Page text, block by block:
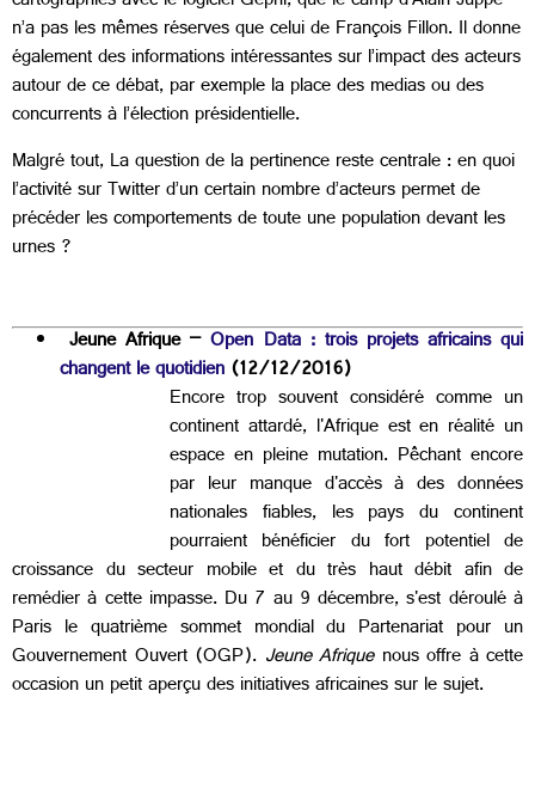
n’a pas les mêmes réserves que celui de François Fillon. Il donne
également des informations intéressantes sur l’impact des acteurs
autour de ce débat, par exemple la place des medias ou des
concurrents à l’élection présidentielle.
Malgré tout, La question de la pertinence reste centrale : en quoi
l’activité sur Twitter d’un certain nombre d’acteurs permet de
précéder les comportements de toute une population devant les
urnes ?
Jeune Afrique –Open Data : trois projets africains qui
changent le quotidien(12/12/2016)
Encore trop souvent considéré comme un
continent attardé, l'Afrique est en réalité un
espace en pleine mutation. Pêchant encore
par leur manque d'accès à des données
nationales fiables, les pays du continent
pourraient bénéficier du fort potentiel de
croissance du secteur mobile et du très haut débit afin de
remédier à cette impasse. Du 7 au 9 décembre, s'est déroulé à
Paris le quatrième sommet mondial du Partenariat pour un
Gouvernement Ouvert (OGP). Jeune Afriquenous offre à cette
occasion un petit aperçu des initiatives africaines sur le sujet.